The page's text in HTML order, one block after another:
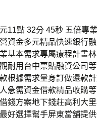
11點 32分 45秒 五倍專
資金多元精品快速銀行
基本需求專屬療程計畫
耐用台中票貼融資公司
根據需求量身訂做還款
急需資金借款精品收購
錢方案地下錢莊高利大
好選擇幫手屏東當舖提